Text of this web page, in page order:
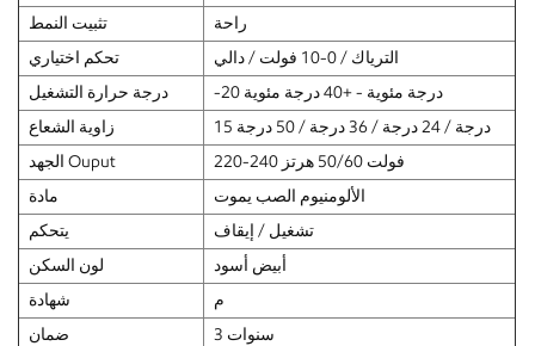
تثبيت النمط
راحة
تحكم اختياري
الترياك / 0-10 فولت / دالي
درجة حرارة التشغيل
-20 درجة مئوية - +40 درجة مئوية
زاوية الشعاع
15 درجة / 24 درجة / 36 درجة / 50 درجة
الجهد Ouput
220-240 فولت 50/60 هرتز
مادة
الألومنيوم الصب يموت
يتحكم
تشغيل / إيقاف
لون السكن
أبيض أسود
شهادة
م
ضمان
3 سنوات